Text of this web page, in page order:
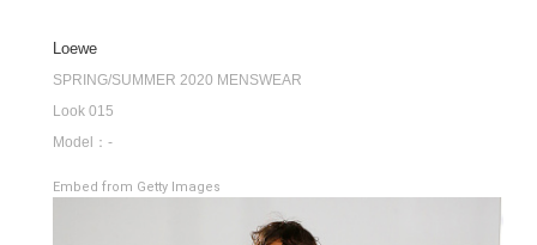
Loewe
SPRING/SUMMER 2020 MENSWEAR
Look 015
Model：-
Embed from Getty Images